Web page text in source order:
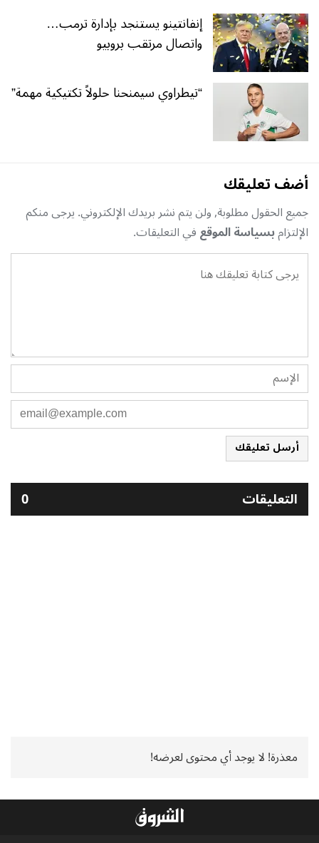
إنفانتينو يستنجد بإدارة ترمب…
واتصال مرتقب بروبيو
“تيطراوي سيمنحنا حلولاً تكتيكية مهمة”
أضف تعليقك
جميع الحقول مطلوبة, ولن يتم نشر بريدك الإلكتروني. يرجى منكم
الإلتزامبسياسة الموقعفي التعليقات.
أرسل تعليقك
التعليقات 0
معذرة! لا يوجد أي محتوى لعرضه!